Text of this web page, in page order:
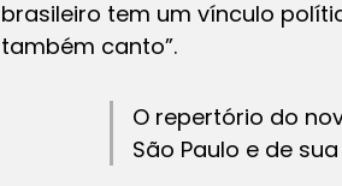
brasileiro tem um vínculo
também canto”.
O repertório do
São Paulo e de